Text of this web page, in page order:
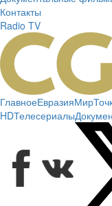
Контакты
Radio TV
ГлавноеЕвразияМир
HDТелесериалы